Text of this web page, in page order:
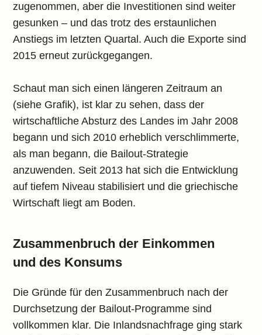
zugenommen, aber die Investitionen sind weiter
gesunken – und das trotz des erstaunlichen
Anstiegs im letzten Quartal. Auch die Exporte sind
2015 erneut zurückgegangen.
Schaut man sich einen längeren Zeitraum an
(siehe Grafik), ist klar zu sehen, dass der
wirtschaftliche Absturz des Landes im Jahr 2008
begann und sich 2010 erheblich verschlimmerte,
als man begann, die Bailout-Strategie
anzuwenden. Seit 2013 hat sich die Entwicklung
auf tiefem Niveau stabilisiert und die griechische
Wirtschaft liegt am Boden.
Zusammenbruch der Einkommen
und des Konsums
Die Gründe für den Zusammenbruch nach der
Durchsetzung der Bailout-Programme sind
vollkommen klar. Die Inlandsnachfrage ging stark